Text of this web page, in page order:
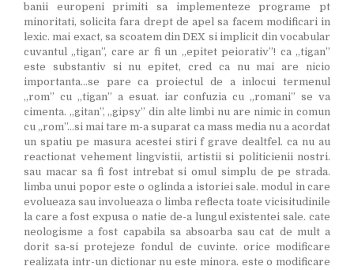
banii europeni primiti sa implementeze programe pt
minoritati, solicita fara drept de apel sa facem modificari in
lexic. mai exact, sa scoatem din DEX si implicit din vocabular
cuvantul „tigan”, care ar fi un „epitet peiorativ”! ca „tigan”
este substantiv si nu epitet, cred ca nu mai are nicio
importanta…se pare ca proiectul de a inlocui termenul
„rom” cu „tigan” a esuat. iar confuzia cu „romani” se va
cimenta. „gitan”, „gipsy” din alte limbi nu are nimic in comun
cu „rom”…si mai tare m-a suparat ca mass media nu a acordat
un spatiu pe masura acestei stiri f grave dealtfel. ca nu au
reactionat vehement lingvistii, artistii si politicienii nostri.
sau macar sa fi fost intrebat si omul simplu de pe strada.
limba unui popor este o oglinda a istoriei sale. modul in care
evolueaza sau involueaza o limba reflecta toate vicisitudinile
la care a fost expusa o natie de-a lungul existentei sale. cate
neologisme a fost capabila sa absoarba sau cat de mult a
dorit sa-si protejeze fondul de cuvinte. orice modificare
realizata intr-un dictionar nu este minora. este o modificare